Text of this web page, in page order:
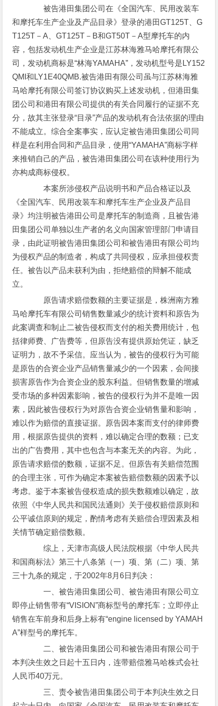
被告港田集团公司在《全国汽车、民用改装车
和摩托车生产企业及产品目录》登录的港田GT125T、G
T125T－A、GT125T－B和GT50T－A型摩托车的内
容，包括发动机生产企业是江苏林海雅马哈摩托有限公
司，发动机商标是“林海YAMAHA”，发动机型号是LY152
QMI和LY1E40QMB.被告港田有限公司虽与江苏林海雅
马哈摩托有限公司签订协议购买上述发动机，但港田集
团公司和港田有限公司提供的有关合同履行的证据不充
分，故其主张登录“目录”产品的发动机有合法依据的理由
不能成立。综合全案事实，应认定被告港田集团公司同
样是在利用合同和产品目录，使用“YAMAHA”商标字样
来推销自己的产品，被告港田集团公司在该种使用行为
亦构成商标侵权。
本案所涉侵权产品说明书和产品合格证以及
《全国汽车、民用改装车和摩托车生产企业及产品目
录》均注明被告港田公司是摩托车的制造商，且被告港
田集团公司单独以生产者的名义向国家管理部门申请目
录，由此证明被告港田集团公司和被告港田有限公司均
为侵权产品的制造者，构成了共同侵权，应承担侵权责
任。被告以产品未获利为由，拒绝赔偿的辩解不能成
立。
原告请求赔偿数额的主要证据是，株洲南方雅
马哈摩托车有限公司销售数量减少的统计资料和原告为
此案调查和制止二被告侵权而支付的相关费用统计，包
括律师费、广告费等，但原告没有提供原始凭证，缺乏
证明力，故不予采信。应当认为，被告的侵权行为可能
是原告的合资企业产品销售量减少的一个因素，会间接
损害原告作为合资企业的股东利益。但销售数量的增减
受市场的多种因素影响，被告的侵权行为并不是唯一因
素，因此被告侵权行为对原告合资企业销售量和影响，
难以作为赔偿的直接证据。原告因本案而支付的律师费
用，根据原告提供的资料，难以确定合理的数额；已支
出的广告费用，其中也包含与本案无关的内容。为此，
原告请求赔偿的数额，证据不足。但原告有关赔偿范围
的合理主张，可作为确定本案被告赔偿数额的因素予以
考虑。鉴于本案被告侵权造成的损失数额难以确定，故
依照《中华人民共和国民法通则》关于侵权赔偿原则和
公平诚信原则的规定，酌情考虑有关赔偿合理因素及相
关情节确定赔偿数额。
综上，天津市高级人民法院根据《中华人民共
和国商标法》第三十八条第（一）项、第（二）项、第
三十九条的规定，于2002年8月6日判决：
一、被告港田集团公司、被告港田有限公司立
即停止销售带有“VISION”商标型号的摩托车；立即停止
销售在车前身和后身上标有“engine licensed by YAMAH
A”样型号的摩托车。
二、被告港田集团公司和被告港田有限公司于
本判决生效之日起十五日内，连带赔偿雅马哈株式会社
人民币40万元。
三、责令被告港田集团公司于本判决生效之日